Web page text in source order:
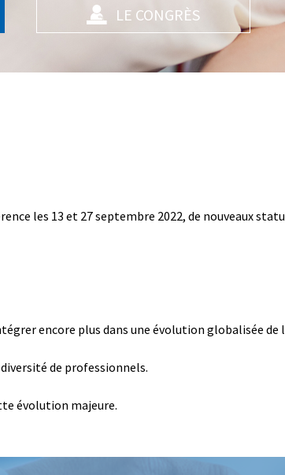
LE CONGRÈS
les 13 et 27 septembre 2022, de nouveaux
encore plus dans une évolution globalisée de
de professionnels.
évolution majeure.